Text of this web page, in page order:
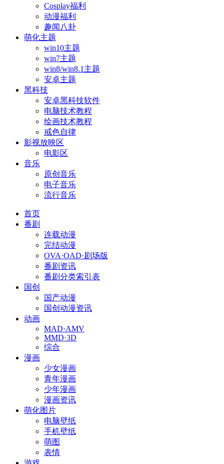
Cosplay福利
动漫福利
趣闻八卦
萌化主题
win10主题
win7主题
win8/win8.1主题
安卓主题
黑科技
安卓黑科技软件
电脑技术教程
绘画技术教程
戒色自律
影视放映区
电影区
音乐
原创音乐
电子音乐
流行音乐
首页
番剧
连载动漫
完结动漫
OVA·OAD·剧场版
番剧资讯
番剧分类索引表
国创
国产动漫
国创动漫资讯
动画
MAD·AMV
MMD·3D
综合
漫画
少女漫画
青年漫画
少年漫画
漫画资讯
萌化图片
电脑壁纸
手机壁纸
萌图
表情